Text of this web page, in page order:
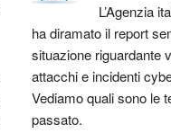
L’Agenzia
ha diramato il report
situazione riguardante
attacchi e incidenti
Vediamo quali sono le
passato.